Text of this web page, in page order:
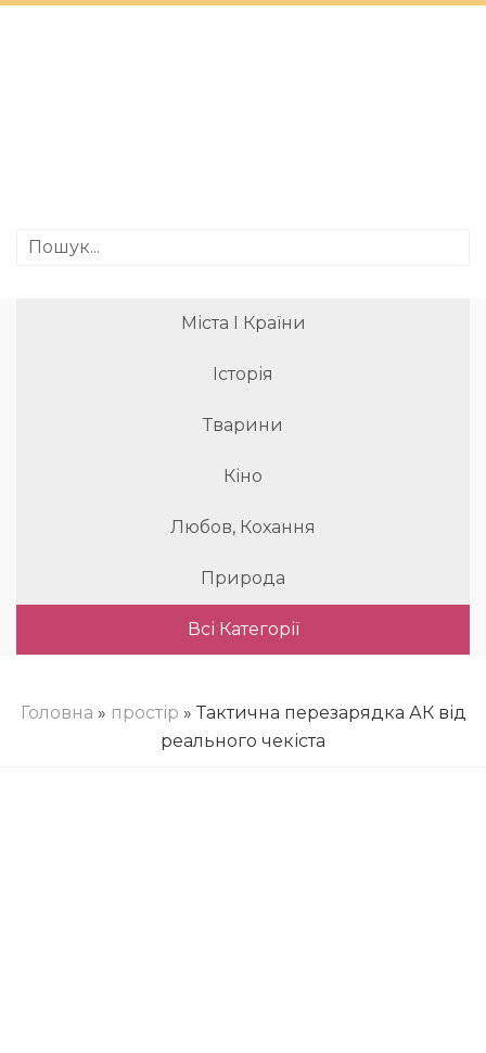
Міста І Країни
Історія
Тварини
Кіно
Любов, Кохання
Природа
Всі Категорії
Головна » простір » Тактична перезарядка АК від
реального чекіста